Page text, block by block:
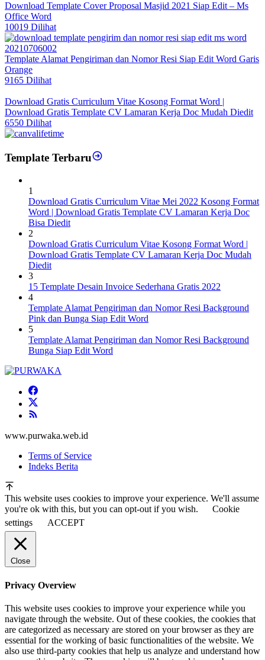
Download Template Cover Proposal Masjid 2021 Siap Edit – Ms
Office Word
10019 Dilihat
Template Alamat Pengiriman dan Nomor Resi Siap Edit Word Garis
Orange
9165 Dilihat
Download Gratis Curriculum Vitae Kosong Format Word |
Download Gratis Template CV Lamaran Kerja Doc Mudah Diedit
6550 Dilihat
Template Terbaru
1
Download Gratis Curriculum Vitae Mei 2022 Kosong Format
Word | Download Gratis Template CV Lamaran Kerja Doc
Bisa Diedit
2
Download Gratis Curriculum Vitae Kosong Format Word |
Download Gratis Template CV Lamaran Kerja Doc Mudah
Diedit
3
15 Template Desain Invoice Sederhana Gratis 2022
4
Template Alamat Pengiriman dan Nomor Resi Background
Pink dan Bunga Siap Edit Word
5
Template Alamat Pengiriman dan Nomor Resi Background
Bunga Siap Edit Word
www.purwaka.web.id
Terms of Service
Indeks Berita
This website uses cookies to improve your experience. We'll assume
you're ok with this, but you can opt-out if you wish.
Cookie
settings
ACCEPT
Close
Privacy Overview
This website uses cookies to improve your experience while you
navigate through the website. Out of these cookies, the cookies that
are categorized as necessary are stored on your browser as they are
essential for the working of basic functionalities of the website. We
also use third-party cookies that help us analyze and understand how